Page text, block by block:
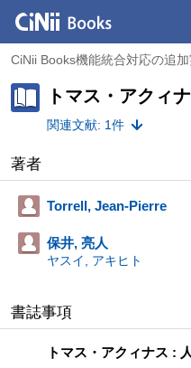
CiNii Books機能統合対応の追
トマス・アクィ
関連文献: 1件
著者
Torrell, Jean-Pierre
保井, 亮人
ヤスイ, アキヒト
書誌事項
トマス・アクィナス :